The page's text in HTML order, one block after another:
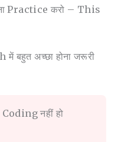
Practice करो – This
बहुत अच्छा होना जरूरी
नहीं हो